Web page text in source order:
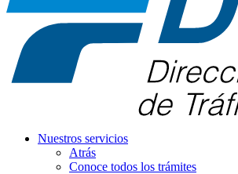
Nuestros servicios
Atrás
Conoce todos los trámites